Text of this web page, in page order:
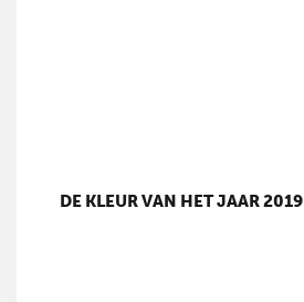
DE KLEUR VAN HET JAAR 2019